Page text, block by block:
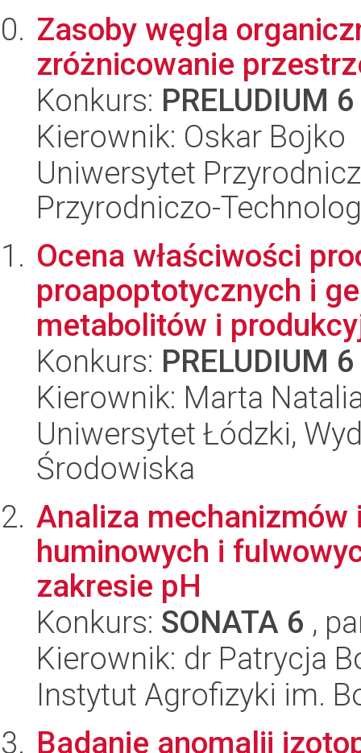
Zasoby węgla
zróżnicowanie
Konkurs: PRELUDIUM 6
Kierownik: Oskar Bojko
Uniwersytet
Przyrodniczo-
Ocena właściwości
proapoptotycznych i
metabolitów i
Konkurs: PRELUDIUM 6
Kierownik: Marta
Uniwersytet Łódzki,
Środowiska
Analiza
huminowych i
zakresie pH
Konkurs: SONATA 6 ,
Kierownik: dr Patrycja
Instytut Agrofizyki im.
Badanie anomalii